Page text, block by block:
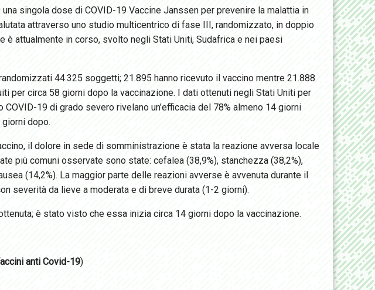
una singola dose di COVID-19 Vaccine Janssen per prevenire la malattia in
attraverso uno studio multicentrico di fase III, randomizzato, in doppio
è attualmente in corso, svolto negli Stati Uniti, Sudafrica e nei paesi
44.325 soggetti; 21.895 hanno ricevuto il vaccino mentre 21.888
per circa 58 giorni dopo la vaccinazione. I dati ottenuti negli Stati Uniti per
COVID-19 di grado severo rivelano un’efficacia del 78% almeno 14 giorni
dopo.
il dolore in sede di somministrazione è stata la reazione avversa locale
più comuni osservate sono state: cefalea (38,9%), stanchezza (38,2%),
(14,2%). La maggior parte delle reazioni avverse è avvenuta durante il
severità da lieve a moderata e di breve durata (1-2 giorni).
è stato visto che essa inizia circa 14 giorni dopo la vaccinazione.
anti Covid-19)